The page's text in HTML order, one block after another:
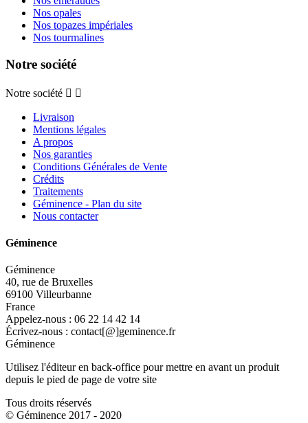
Nos opales
Nos topazes impériales
Nos tourmalines
Notre société
Notre société  
Livraison
Mentions légales
A propos
Nos garanties
Conditions Générales de Vente
Crédits
Traitements
Géminence - Plan du site
Nous contacter
Géminence
Géminence
40, rue de Bruxelles
69100 Villeurbanne
France
Appelez-nous : 06 22 14 42 14
Écrivez-nous : contact[@]geminence.fr
Géminence
Utilisez l'éditeur en back-office pour mettre en avant un produit
depuis le pied de page de votre site
Tous droits réservés
© Géminence 2017 - 2020